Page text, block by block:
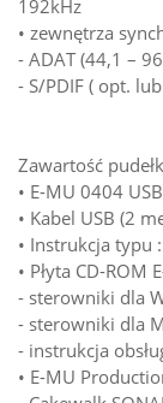
192kHz
• zewnętrza
- ADAT (44,1 –
- S/PDIF ( opt.
Zawartość
• E-MU 0404
• Kabel USB (2
• Instrukcja typu
• Płyta CD-
- sterowniki dla
- sterowniki dla
- instrukcja
• E-MU